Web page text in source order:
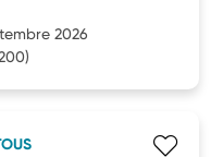
2026